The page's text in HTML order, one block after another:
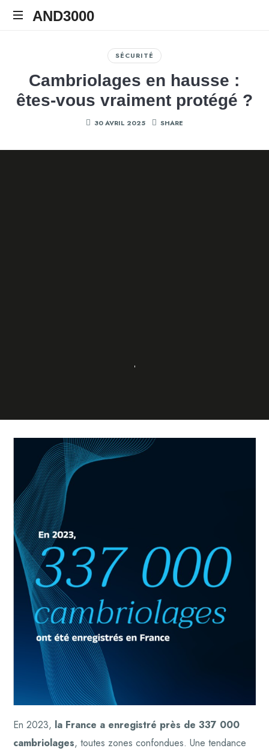
AND3000
AND3000
SÉCURITÉ
Cambriolages en hausse :
êtes-vous vraiment protégé ?
30 AVRIL 2025 SHARE
En 2023, la France a enregistré près de 337 000
cambriolages, toutes zones confondues. Une tendance